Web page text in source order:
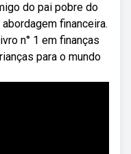
do pai pobre do
financeira.
n° 1 em finanças
para o mundo